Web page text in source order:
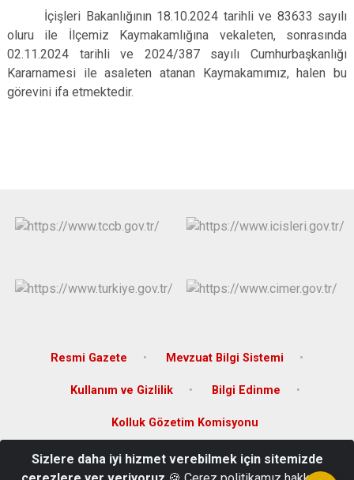
İçişleri Bakanlığının 18.10.2024 tarihli ve 83633 sayılı
oluru ile İlçemiz Kaymakamlığına vekaleten, sonrasında
02.11.2024 tarihli ve 2024/387 sayılı Cumhurbaşkanlığı
Kararnamesi ile asaleten atanan Kaymakamımız, halen bu
görevini ifa etmektedir.
Resmi Gazete Mevzuat Bilgi Sistemi
Kullanım ve Gizlilik Bilgi Edinme
Kolluk Gözetim Komisyonu
Ölmez Mahallesi Hastane Caddesi No.35/A Altınekin/Konya
Sizlere daha iyi hizmet verebilmek için sitemizde